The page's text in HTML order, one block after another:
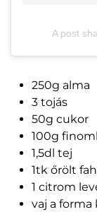
A post
250g alma
3 tojás
50g cukor
100g
1,5dl tej
1tk őrölt
1 citrom
vaj a